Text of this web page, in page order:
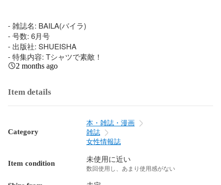
- 雑誌名: BAILA(バイラ)
- 号数: 6月号
- 出版社: SHUEISHA
- 特集内容: Tシャツで素敵！
2 months ago
Item details
Category
本・雑誌・漫画
雑誌
女性情報誌
Item condition 未使用に近い
数回使用し、あまり使用感がない